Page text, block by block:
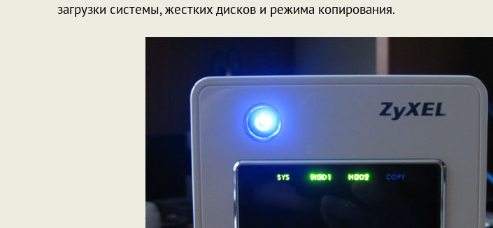
загрузки системы, жестких дисков и режима копирования.